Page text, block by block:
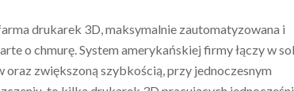
drukarek 3D, maksymalnie zautomatyzowana i
o chmurę. System amerykańskiej firmy łączy w
zwiększoną szybkością, przy jednoczesnym